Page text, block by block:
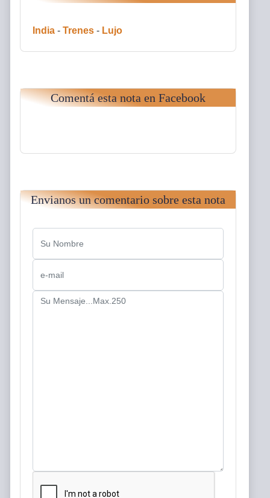
India - Trenes - Lujo
Comentá esta nota en Facebook
Envianos un comentario sobre esta nota